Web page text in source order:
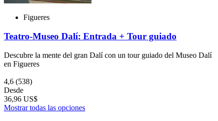
Figueres
Teatro-Museo Dalí: Entrada + Tour guiado
Descubre la mente del gran Dalí con un tour guiado del Museo Dalí
en Figueres
4,6 (538)
Desde
36,96 US$
Mostrar todas las opciones